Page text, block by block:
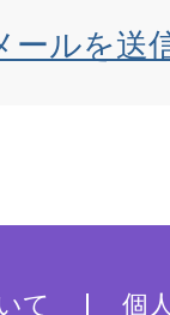
ールを送
て 個